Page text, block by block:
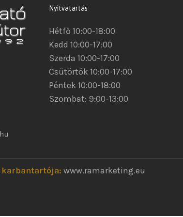
Nyitvatartás
Hétfő 10:00-18:00
Kedd 10:00-17:00
Szerda 10:00-17:00
Csütörtök 10:00-17:00
Péntek 10:00-18:00
Szombat: 9:00-13:00
karbantartója: www.ramarketing.eu